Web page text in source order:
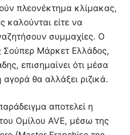
πλεονέκτημα κλίμακας,
καλούνται είτε να
συμμαχίες. Ο
Σούπερ Μάρκετ Ελλάδος,
επισημαίνει ότι μέσα
θα αλλάξει ριζικά.
αποτελεί η
Ομίλου AVE, μέσω της